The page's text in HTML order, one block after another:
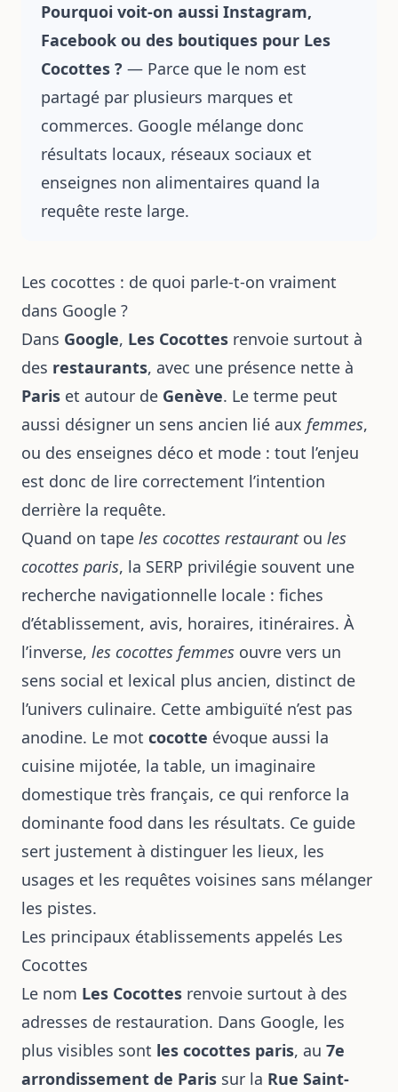
Pourquoi voit-on aussi Instagram,
Facebook ou des boutiques pour Les
Cocottes ? — Parce que le nom est
partagé par plusieurs marques et
commerces. Google mélange donc
résultats locaux, réseaux sociaux et
enseignes non alimentaires quand la
requête reste large.
Les cocottes : de quoi parle-t-on vraiment
dans Google ?
Dans Google, Les Cocottes renvoie surtout à
des restaurants, avec une présence nette à
Paris et autour de Genève. Le terme peut
aussi désigner un sens ancien lié aux femmes,
ou des enseignes déco et mode : tout l’enjeu
est donc de lire correctement l’intention
derrière la requête.
Quand on tape les cocottes restaurantou les
cocottes paris, la SERP privilégie souvent une
recherche navigationnelle locale : fiches
d’établissement, avis, horaires, itinéraires. À
l’inverse, les cocottes femmes ouvre vers un
sens social et lexical plus ancien, distinct de
l’univers culinaire. Cette ambiguïté n’est pas
anodine. Le mot cocotte évoque aussi la
cuisine mijotée, la table, un imaginaire
domestique très français, ce qui renforce la
dominante food dans les résultats. Ce guide
sert justement à distinguer les lieux, les
usages et les requêtes voisines sans mélanger
les pistes.
Les principaux établissements appelés Les
Cocottes
Le nom Les Cocottes renvoie surtout à des
adresses de restauration. Dans Google, les
plus visibles sont les cocottes paris, au 7e
arrondissement de Paris sur la Rue Saint-